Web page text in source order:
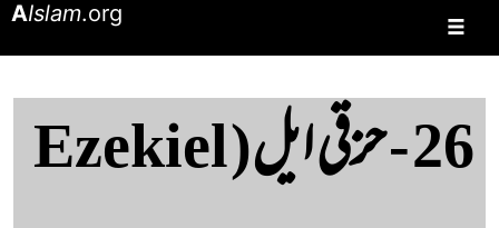
AIslam.org
26 - حزقی ایل( Ezekiel